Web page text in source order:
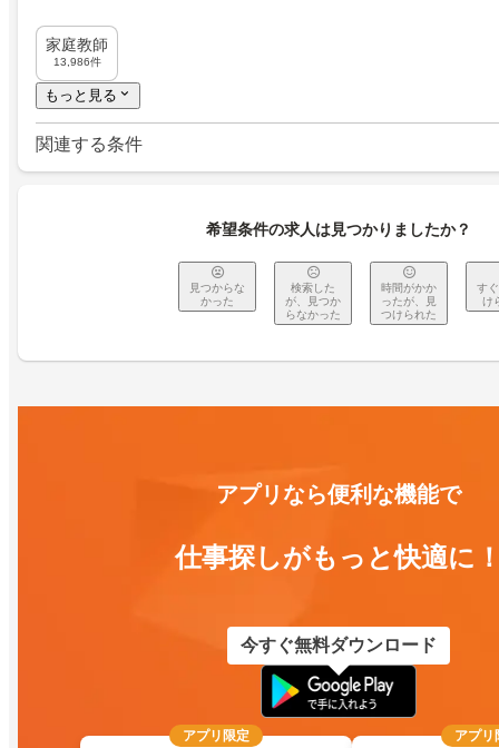
家庭教師
13,986件
もっと見る
関連する条件
希望条件の求人は見つかりましたか？
見つからな
かった
検索した
が、見つか
らなかった
時間がかか
ったが、見
つけられた
す
け
アプリなら便利な機能で
仕事探しがもっと快適に
今すぐ無料ダウンロード
アプリ限定 アプリ